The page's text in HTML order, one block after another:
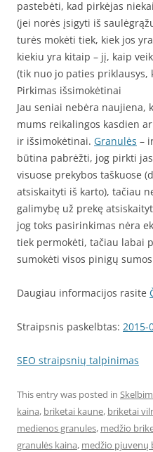
pastebėti, kad pirkėjas
(jei norės įsigyti iš
turės mokėti tiek, kiek jos
kiekiu yra kitaip – jį, kaip
(tik nuo jo paties priklausys,
Pirkimas išsimokėtinai
Jau seniai nebėra naujiena,
mums reikalingos kasdien
ir išsimokėtinai. Granulės –
būtina pabrėžti, jog pirkti
visuose prekybos taškuose
atsiskaityti iš karto), tačiau
galimybę už prekę
jog toks pasirinkimas nėra
tiek permokėti, tačiau labai
sumokėti visos pinigų
Daugiau informacijos rasite
Straipsnis paskelbtas: 2015-
SEO straipsnių talpinimas
This entry was posted in
kaina, briketai kaune, briketai
medienos granules, medžio
granulės kaina, medžio pjuvenų